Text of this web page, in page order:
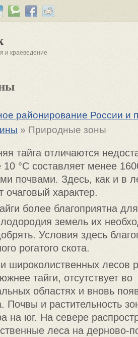
и краеведение
районирование России и
» Природные зоны
тайга отличаются
°С составляет менее
почвами. Здесь, как и в
очаговый характер.
более благоприятна
земель их
Условия здесь
рогатого скота.
широколиственных лесов
тайги, отсутствует во
областях и вновь
Почвы и растительность
на юг. На севере
леса на дерново-